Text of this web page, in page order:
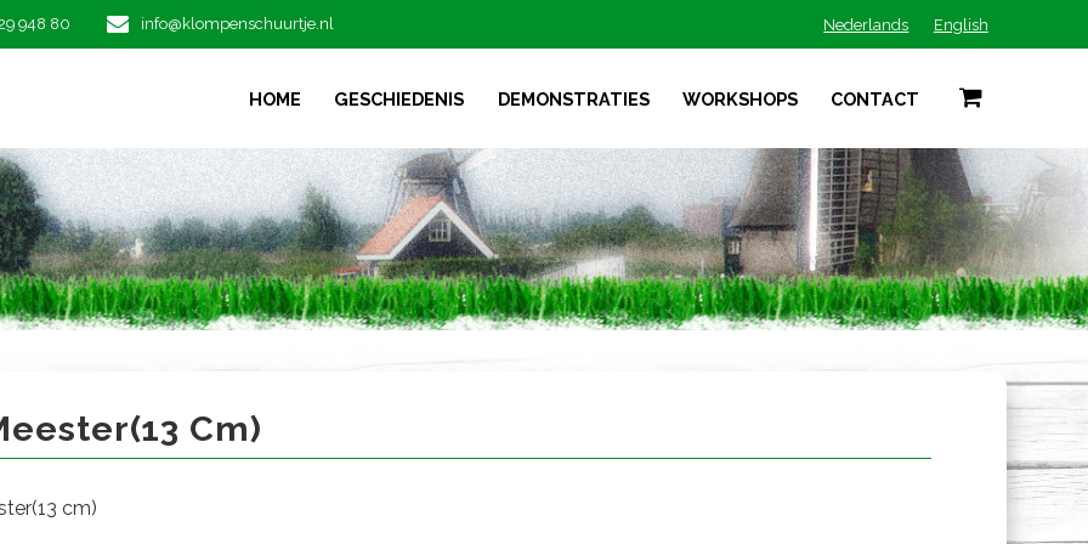
948 80 info@klompenschuurtje.nl Nederlands English
HOME GESCHIEDENIS DEMONSTRATIES WORKSHOPS CONTACT
cm)
Cm)
cm)